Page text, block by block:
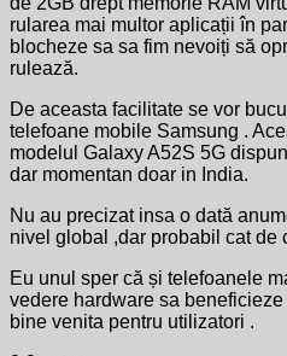
rularea mai multor aplicații în
blocheze sa sa fim nevoiți să
rulează.
De aceasta facilitate se vor
telefoane mobile Samsung .
modelul Galaxy A52S 5G
dar momentan doar in India.
Nu au precizat insa o dată
nivel global ,dar probabil cat de
Eu unul sper că și telefoanele
vedere hardware sa
bine venita pentru utilizatori .